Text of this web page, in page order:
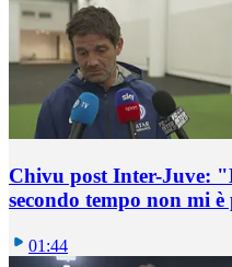
Chivu post Inter-Juve:
secondo tempo non mi
01:44